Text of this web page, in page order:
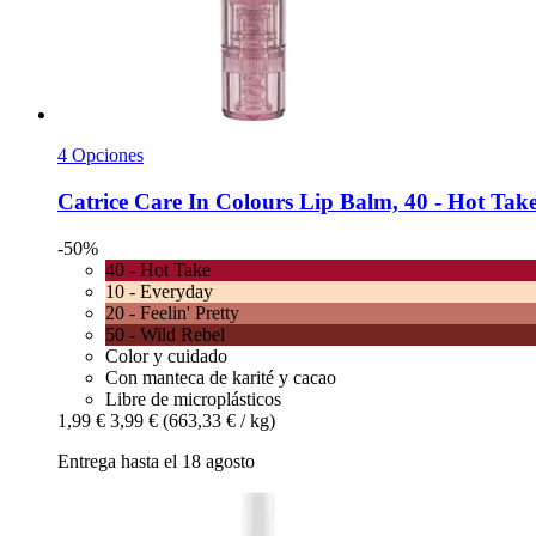
4 Opciones
Catrice Care In Colours Lip Balm, 40 -​ Hot
-50%
40 - Hot Take
10 - Everyday
20 - Feelin' Pretty
50 - Wild Rebel
Color y cuidado
Con manteca de karité y cacao
Libre de microplásticos
1,99 € 3,99 € (663,33 € / kg)
Entrega hasta el 18 agosto